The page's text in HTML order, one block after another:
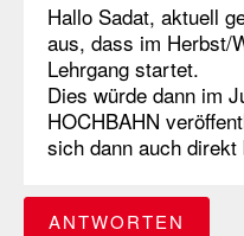
Hallo Sadat, aktuell
aus, dass im Herbst/
Lehrgang startet.
Dies würde dann im
HOCHBAHN
sich dann auch
ANTWORTEN